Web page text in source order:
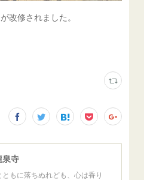
改修されました。
泉寺
ともに落ちぬれども、心は香り